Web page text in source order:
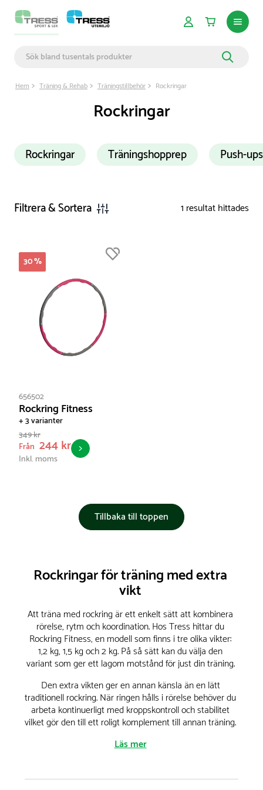
Hem Träning & Rehab Träningstillbehör Rockringar
Rockringar
Rockringar Träningshopprep Push-
Filtrera & Sortera 1 resultat hittades
30 %
656502
Rockring Fitness
+ 3 varianter
349 kr
Från 244 kr
Inkl. moms
Tillbaka till toppen
Rockringar för träning med extra
vikt
Att träna med rockring är ett enkelt sätt att kombinera
rörelse, rytm och koordination. Hos Tress hittar du
Rockring Fitness, en modell som finns i tre olika vikter:
1,2 kg, 1,5 kg och 2 kg. På så sätt kan du välja den
variant som ger ett lagom motstånd för just din träning.
Den extra vikten ger en annan känsla än en lätt
traditionell rockring. När ringen hålls i rörelse behöver du
arbeta kontinuerligt med kroppskontroll och stabilitet
vilket gör den till ett roligt komplement till annan träning.
Läs mer